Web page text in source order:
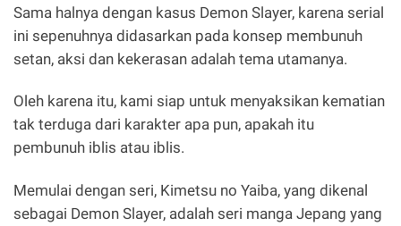
Sama halnya dengan kasus Demon Slayer, karena serial
ini sepenuhnya didasarkan pada konsep membunuh
setan, aksi dan kekerasan adalah tema utamanya.
Oleh karena itu, kami siap untuk menyaksikan kematian
tak terduga dari karakter apa pun, apakah itu
pembunuh iblis atau iblis.
Memulai dengan seri, Kimetsu no Yaiba, yang dikenal
sebagai Demon Slayer, adalah seri manga Jepang yang